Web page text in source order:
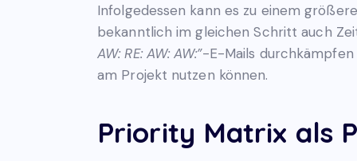
Infolgedessen kann es zu einem
bekanntlich im gleichen Schritt auch
AW: RE: AW: AW:”-E-Mails durchkämpfen
am Projekt nutzen können.
Priority Matrix als